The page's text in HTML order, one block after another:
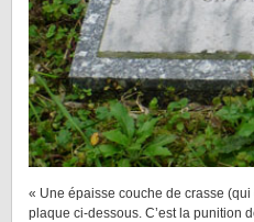
« Une épaisse couche de crasse
plaque ci-dessous. C’est la punition